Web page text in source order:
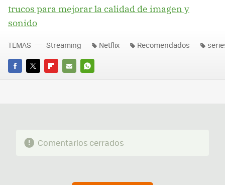
trucos para mejorar la calidad de imagen y
sonido
FACEBOOK
TWITTERFLIPBOARD
E-
WHATSAPP
TEMAS Streaming Netflix Recomendados
Comentarios cerrados